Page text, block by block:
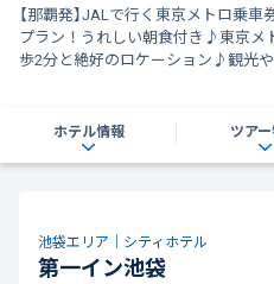
【那覇発】JALで行く東京メトロ乗
プラン！うれしい朝食付き♪東京メ
歩2分と絶好のロケーション♪観光
ホテル情報 ツア
池袋エリア｜シティホテル
第一イン池袋